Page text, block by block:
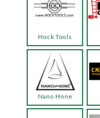
Hock Tools
Nano Hone